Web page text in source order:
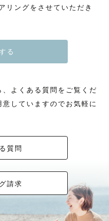
リングをさせていただき
る
よくある質問をご覧くだ
していますのでお気軽に
質問
請求